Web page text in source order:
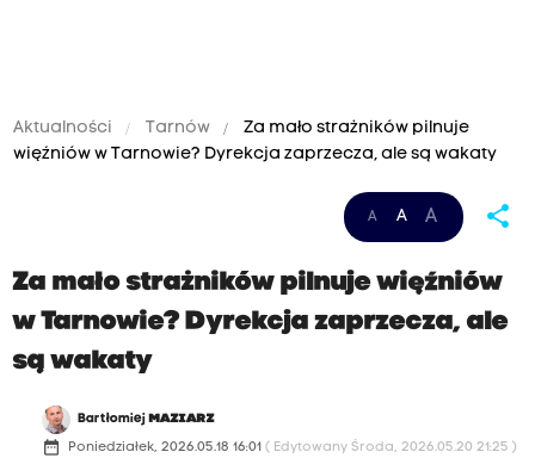
Aktualności Tarnów
Za mało strażników pilnuje
więźniów w Tarnowie? Dyrekcja zaprzecza, ale są wakaty
A A A share
Za mało strażników pilnuje więźniów
w Tarnowie? Dyrekcja zaprzecza, ale
są wakaty
Bartłomiej MAZIARZ
date_range Poniedziałek, 2026.05.18 16:01 ( Edytowany Środa, 2026.05.20 21:25 )